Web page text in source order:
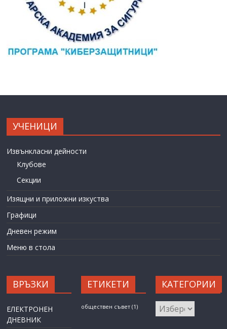
УЧЕНИЦИ
Извънкласни дейности
Клубове
Секции
Изящни и приложни изкуства
Графици
Дневен режим
Меню в стола
ВРЪЗКИ
ЕЛЕКТРОНЕН
ДНЕВНИК
ЕТИКЕТИ
обществен съвет (1)
КАТЕГОРИИ
КАТЕГОРИИ